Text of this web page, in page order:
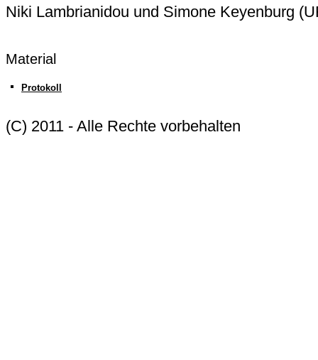
Niki Lambrianidou und Simone Keyenburg
Material
Protokoll
(C) 2011 - Alle Rechte vorbehalten